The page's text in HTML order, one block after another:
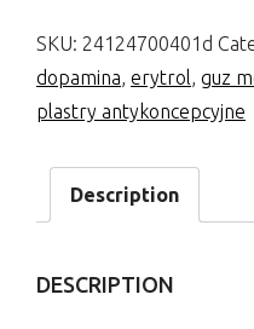
SKU: 24124700401d
dopamina, erytrol, guz
plastry antykoncepcyjne
Description
DESCRIPTION